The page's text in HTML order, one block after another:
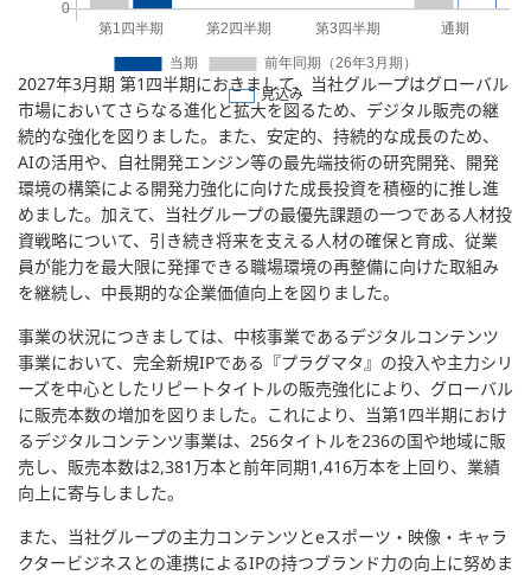
見込み
2027年3月期 第1四半期におきまして、当社グループはグローバル
市場においてさらなる進化と拡大を図るため、デジタル販売の継
続的な強化を図りました。また、安定的、持続的な成長のため、
AIの活用や、自社開発エンジン等の最先端技術の研究開発、開発
環境の構築による開発力強化に向けた成長投資を積極的に推し進
めました。加えて、当社グループの最優先課題の一つである人材投
資戦略について、引き続き将来を支える人材の確保と育成、従業
員が能力を最大限に発揮できる職場環境の再整備に向けた取組み
を継続し、中長期的な企業価値向上を図りました。
事業の状況につきましては、中核事業であるデジタルコンテンツ
事業において、完全新規IPである『プラグマタ』の投入や主力シリ
ーズを中心としたリピートタイトルの販売強化により、グローバル
に販売本数の増加を図りました。これにより、当第1四半期におけ
るデジタルコンテンツ事業は、256タイトルを236の国や地域に販
売し、販売本数は2,381万本と前年同期1,416万本を上回り、業績
向上に寄与しました。
また、当社グループの主力コンテンツとeスポーツ・映像・キャラ
クタービジネスとの連携によるIPの持つブランド力の向上に努めま